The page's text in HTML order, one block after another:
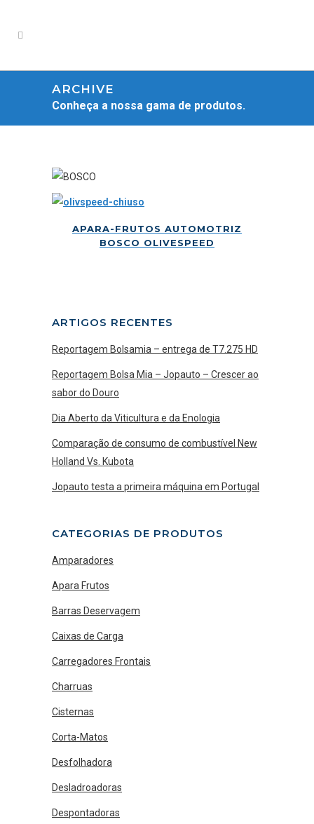
ARCHIVE
Conheça a nossa gama de produtos.
APARA-FRUTOS AUTOMOTRIZ
BOSCO OLIVESPEED
ARTIGOS RECENTES
Reportagem Bolsamia – entrega de T7.275 HD
Reportagem Bolsa Mia – Jopauto – Crescer ao
sabor do Douro
Dia Aberto da Viticultura e da Enologia
Comparação de consumo de combustível New
Holland Vs. Kubota
Jopauto testa a primeira máquina em Portugal
CATEGORIAS DE PRODUTOS
Amparadores
Apara Frutos
Barras Deservagem
Caixas de Carga
Carregadores Frontais
Charruas
Cisternas
Corta-Matos
Desfolhadora
Desladroadoras
Despontadoras